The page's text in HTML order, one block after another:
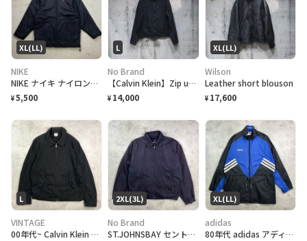
XL(LL)
NIKE
NIKE ナイキ ナイロンジャケット メンズXL相当 00年代 00s Y2K VINTAGE ヴィンテージ
¥5,500
L
No Brand
【Calvin Klein】Zip up Jacket
¥ 14,000
XL(LL)
Wilson
Leather short blouson
¥ 17,600
L
VINTAGE
00年代~ Calvin Klein Jeans CK カルバンクライン ドリズラージャケット メンズL相当
2XL(3L)
No Brand
ST.JOHNSBAY セントジョンズベイ スイングトップ メンズ2XL相当
XL(LL)
adidas
80年代 adidas アディダス ワンポイントロゴ刺繍 ナイロンジャケット メンズXL相当